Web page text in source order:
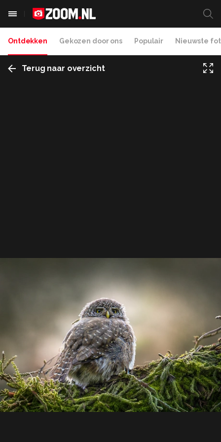
Ontdekken Gekozen door ons Populair Nieuwste
Terug naar overzicht